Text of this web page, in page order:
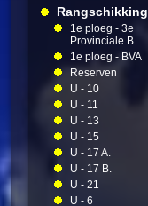
Rangschikking
1e ploeg - 3e
Provinciale B
1e ploeg - BVA
Reserven
U - 10
U - 11
U - 13
U - 15
U - 17 A.
U - 17 B.
U - 21
U - 6